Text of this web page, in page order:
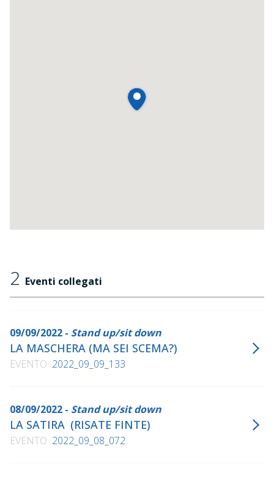
2 Eventi collegati
09/09/2022 - Stand up/sit down
LA MASCHERA (MA SEI SCEMA?)
EVENTO 2022_09_09_133
08/09/2022 - Stand up/sit down
LA SATIRA (RISATE FINTE)
EVENTO 2022_09_08_072